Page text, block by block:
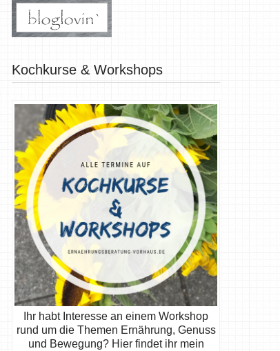
Kochkurse & Workshops
Ihr habt Interesse an einem Workshop
rund um die Themen Ernährung, Genuss
und Bewegung? Hier findet ihr mein